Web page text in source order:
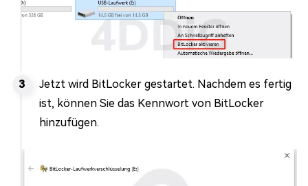
Jetzt wird BitLocker gestartet. Nachdem es fertig
ist, können Sie das Kennwort von BitLocker
hinzufügen.